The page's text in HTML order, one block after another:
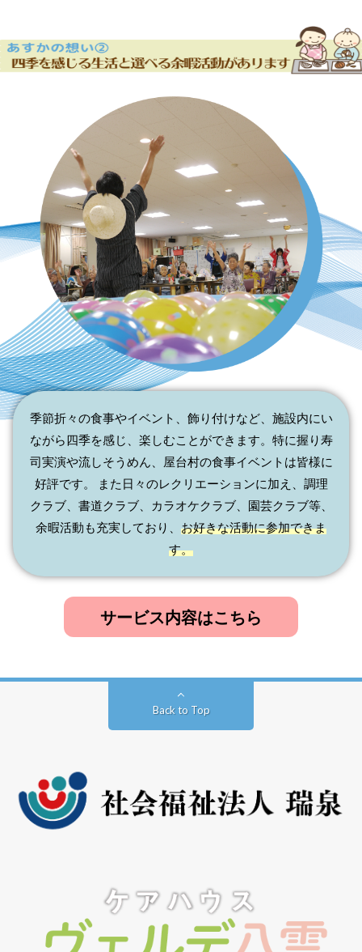
季節折々の食事やイベント、飾り付けなど、施設内にい
ながら四季を感じ、楽しむことができます。特に握り寿
司実演や流しそうめん、屋台村の食事イベントは皆様に
好評です。 また日々のレクリエーションに加え、調理
クラブ、書道クラブ、カラオケクラブ、園芸クラブ等、
余暇活動も充実しており、 お好きな活動に参加できま
す。
サービス内容はこちら
Back to Top